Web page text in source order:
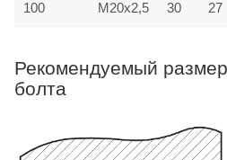
100 M20x2,5 30 27
Рекомендуемый
болта